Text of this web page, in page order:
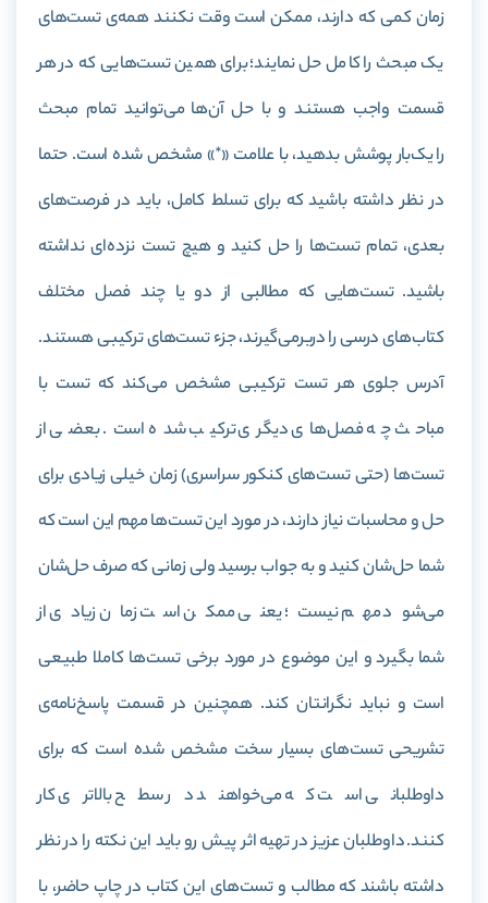
زمان کمی که دارند، ممکن است وقت نکنند همه‌ی تست‌های
یک مبحث را کامل حل نمایند؛ برای همین تست‌هایی که در هر
قسمت واجب هستند و با حل آن‌ها می‌توانید تمام مبحث
را یک‌بار پوشش بدهید، با علامت «*» مشخص شده است. حتما
در نظر داشته باشید که برای تسلط کامل، باید در فرصت‌های
بعدی، تمام تست‌ها را حل کنید و هیچ تست نزده‌ای نداشته
باشید. تست‌هایی که مطالبی از دو یا چند فصل مختلف
کتاب‌های درسی را دربرمی‌گیرند، جزء تست‌های ترکیبی هستند.
آدرس جلوی هر تست ترکیبی مشخص می‌کند که تست با
مباحث چه فصل‌های دیگری ترکیب شده است. بعضی از
تست‌ها (حتی تست‌های کنکور سراسری) زمان خیلی زیادی برای
حل و محاسبات نیاز دارند، در مورد این تست‌ها مهم این است که
شما حل‌شان کنید و به جواب برسید ولی زمانی که صرف حل‌شان
می‌شود مهم نیست؛ یعنی ممکن است زمان زیادی از
شما بگیرد و این موضوع در مورد برخی تست‌ها کاملا طبیعی
است و نباید نگرانتان کند. همچنین در قسمت پاسخ‌نامه‌ی
تشریحی تست‌های بسیار سخت مشخص شده است که برای
داوطلبانی است که می‌خواهند در سطح بالاتری کار
کنند. داوطلبان عزیز در تهیه اثر پیش رو باید این نکته را در نظر
داشته باشند که مطالب و تست‌های این کتاب در چاپ حاضر، با